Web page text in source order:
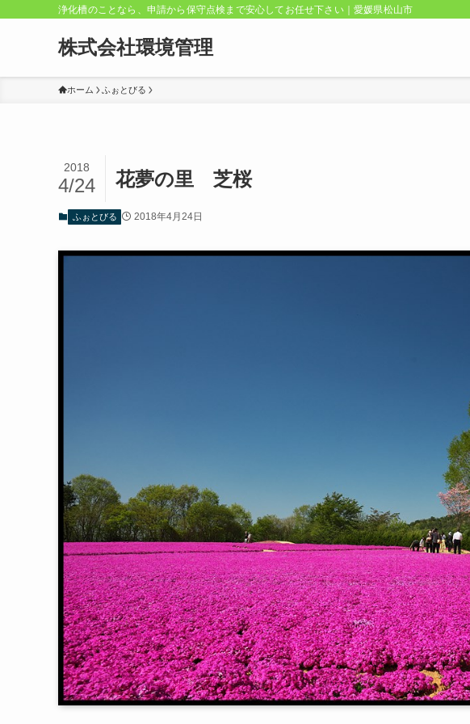
浄化槽のことなら、申請から保守点検まで安心してお任せ下さい｜愛媛県松山市
株式会社環境管理
ホーム ふぉとびる
花夢の里 芝桜
2018
4/24
ふぉとびる 2018年4月24日